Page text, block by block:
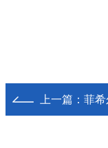
上一篇： 菲